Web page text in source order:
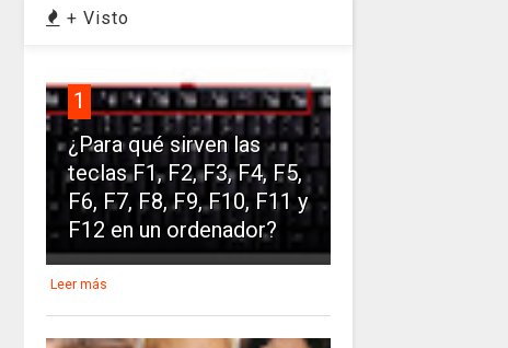
+ Visto
1
¿Para qué sirven las
teclas F1, F2, F3, F4, F5,
F6, F7, F8, F9, F10, F11 y
F12 en un ordenador?
Leer más